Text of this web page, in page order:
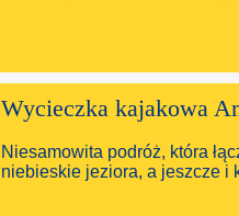
Wycieczka kajakowa
Niesamowita podróż, która
niebieskie jeziora, a jeszcze i